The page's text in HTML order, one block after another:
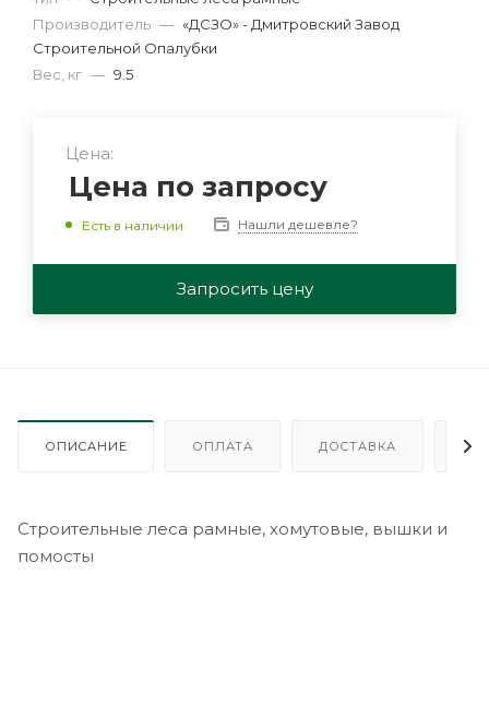
Производитель — «ДСЗО» - Дмитровский Завод
Строительной Опалубки
Вес, кг — 9.5
Цена:
Цена по запросу
Есть в наличии Нашли дешевле?
Запросить цену
ОПИСАНИЕ ОПЛАТА ДОСТАВКА
Строительные леса рамные, хомутовые, вышки и
помосты